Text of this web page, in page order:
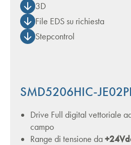
3D
File EDS su richiesta
Stepcontrol
SMD5206HIC-
Drive Full digital vettoriale
campo
Range di tensione da